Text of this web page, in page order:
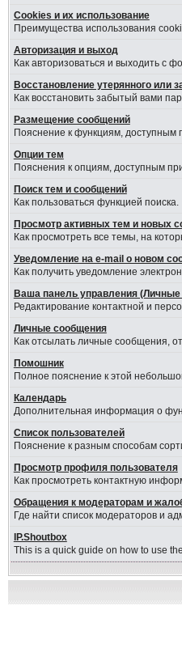
Cookies и их использование
Преимущества использования
Авторизация и выход
Как авторизоваться и выходить с
Восстановление утерянного или
Как восстановить забытый вами
Размещение сообщений
Пояснение к функциям,
Опции тем
Пояснения к опциям, доступным
Поиск тем и сообщений
Как пользоваться функцией поиска.
Просмотр активных тем и новых
Как просмотреть все темы, на
Уведомление на е-mail о новом
Как получить уведомление
Ваша панель управления (Личные
Редактирование контактной и
Личные сообщения
Как отсылать личные сообщения,
Помошник
Полное пояснение к этой
Календарь
Дополнительная информация о
Список пользователей
Пояснение к разным способам
Просмотр профиля пользователя
Как просмотреть контактную
Обращения к модераторам и
Где найти список модераторов и
IP.Shoutbox
This is a quick guide on how to use